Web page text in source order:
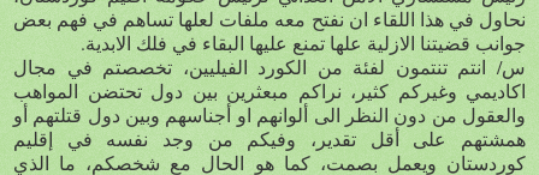
نحاول في هذا اللقاء ان نفتح معه ملفات لعلها تساهم في فهم بعض
جوانب قضيتنا الازلية علها تمنع عليها البقاء في فلك الابدية.
س/ انتم تنتمون لفئة من الكورد الفيليين، تخصصتم في مجال
اكاديمي وغيركم كثير، نراكم مبعثرين بين دول تحتضن المواهب
والعقول من دون النظر الى ألوانهم او أجناسهم وبين دول قتلتهم أو
همشتهم على أقل تقدير، وفيكم من وجد نفسه في إقليم
كوردستان ويعمل بصمت، كما هو الحال مع شخصكم، ما الذي